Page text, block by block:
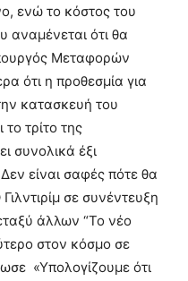
ενώ το κόστος του
αναμένεται ότι θα
Μεταφορών
ότι η προθεσμία για
κατασκευή του
τρίτο της
συνολικά έξι
είναι σαφές πότε θα
σε συνέντευξη
άλλων “Το νέο
στον κόσμο σε
«Υπολογίζουμε ότι